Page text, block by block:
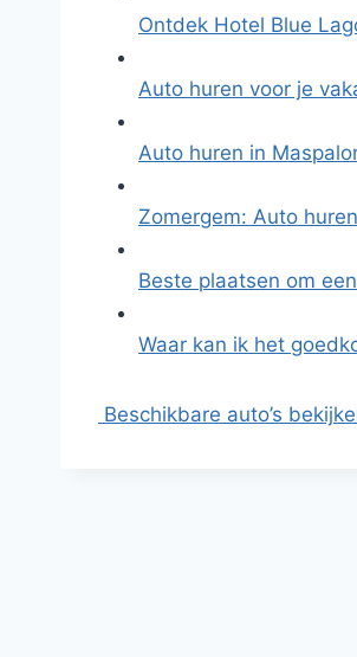
Ontdek Hotel Blue
Auto huren voor je
Auto huren in
Zomergem: Auto
Beste plaatsen om
Waar kan ik het
Beschikbare auto’s